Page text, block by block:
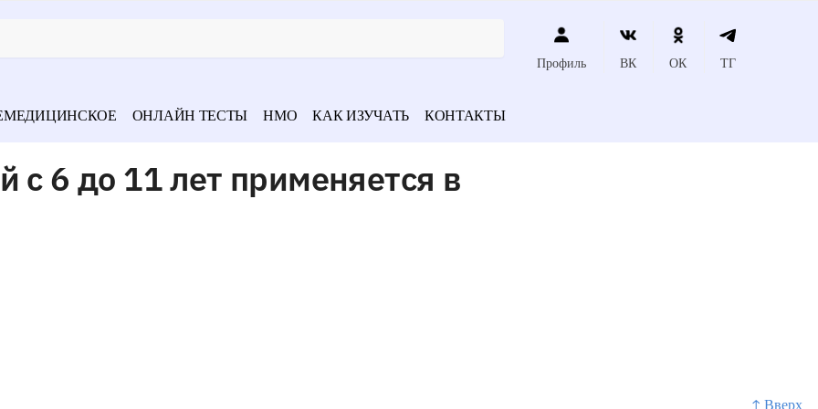
↑ Вверх
Профиль ВК ОК ТГ
ОНЛАЙН ТЕСТЫ НМО КАК ИЗУЧАТЬ КОНТАКТЫ
с 6 до 11 лет применяется в